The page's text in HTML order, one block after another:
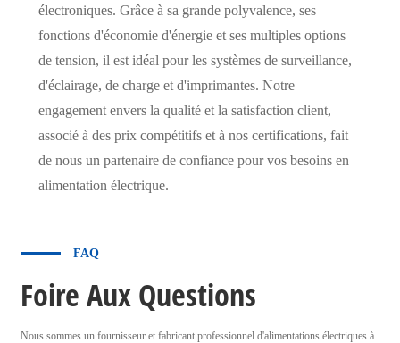
électroniques. Grâce à sa grande polyvalence, ses
fonctions d'économie d'énergie et ses multiples options
de tension, il est idéal pour les systèmes de surveillance,
d'éclairage, de charge et d'imprimantes. Notre
engagement envers la qualité et la satisfaction client,
associé à des prix compétitifs et à nos certifications, fait
de nous un partenaire de confiance pour vos besoins en
alimentation électrique.
FAQ
Foire Aux Questions
Nous sommes un fournisseur et fabricant professionnel d'alimentations électriques à